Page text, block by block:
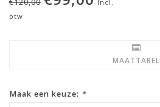
€120,00
Incl.
btw
MAATTABEL
Maak een keuze: *